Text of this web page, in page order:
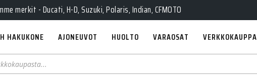
10-18, La 10-14, Huolto Ma-Pe 9-17
merkit - Ducati, H-D, Suzuki, Polaris, Indian, CFMOTO
HAKUKONE AJONEUVOT HUOLTO VARAOSAT VERKKOKAUPPA